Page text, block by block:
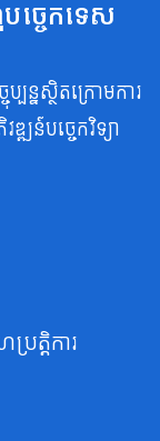
ច្ចេកទេស
បន្នស្ថិតក្រោមការ
ឍន៍បច្ចេកវិទ្យា
រត្តិការ